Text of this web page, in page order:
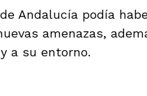
Andalucía podía
amenazas,
a su entorno.